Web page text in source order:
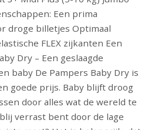
Een prima
droge billetjes Optimaal
FLEX zijkanten Een
Dry – Een geslaagde
baby De Pampers Baby Dry is
goede prijs. Baby blijft droog
door alles wat de wereld te
verrast bent door de lage